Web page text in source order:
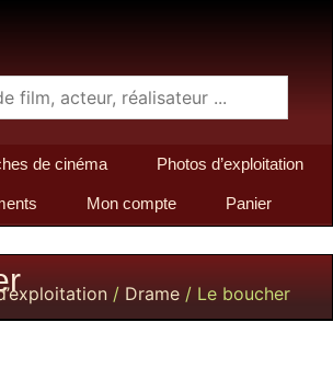
de cinéma Photos d’exploitation
Mon compte Panier
/ Drame / Le boucher